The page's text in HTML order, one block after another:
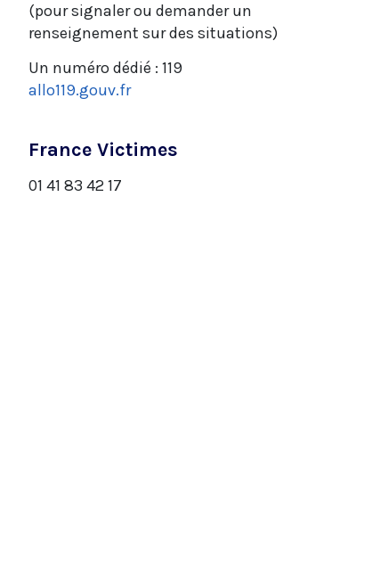
(pour signaler ou demander un
renseignement sur des situations)
Un numéro dédié : 119
allo119.gouv.fr
France Victimes
01 41 83 42 17